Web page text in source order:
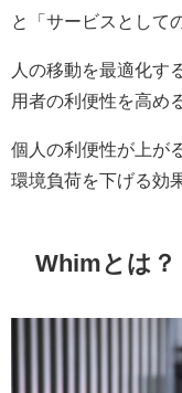
と「サービスとして
人の移動を最適化す
用者の利便性を高め
個人の利便性が上が
環境負荷を下げる効
Whimとは？